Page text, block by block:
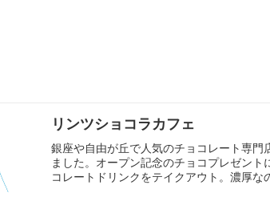
リンツショコラカフェ
銀座や自由が丘で人気のチョコレート専
ました。オープン記念のチョコプレゼン
コレートドリンクをテイクアウト。濃厚